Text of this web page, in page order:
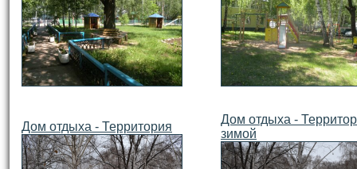
Дом отдыха - Территория
Дом отдыха -
зимой